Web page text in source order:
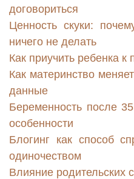
договориться
Ценность скуки:
ничего не делать
Как приучить ребенка к
Как материнство
данные
Беременность после
особенности
Блогинг как способ
одиночеством
Влияние родительских